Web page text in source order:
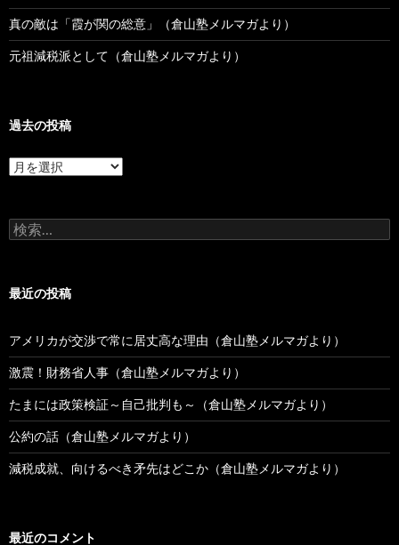
真の敵は「霞が関の総意」（倉山塾メルマガより）
元祖減税派として（倉山塾メルマガより）
過去の投稿
過
去
稿
検
索:
最近の投稿
アメリカが交渉で常に居丈高な理由（倉山塾メルマガより）
激震！財務省人事（倉山塾メルマガより）
たまには政策検証～自己批判も～（倉山塾メルマガより）
公約の話（倉山塾メルマガより）
減税成就、向けるべき矛先はどこか（倉山塾メルマガより）
最近のコメント